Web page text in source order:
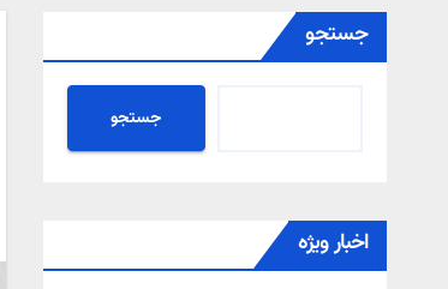
جستجو
جستجو
اخبار ویژه